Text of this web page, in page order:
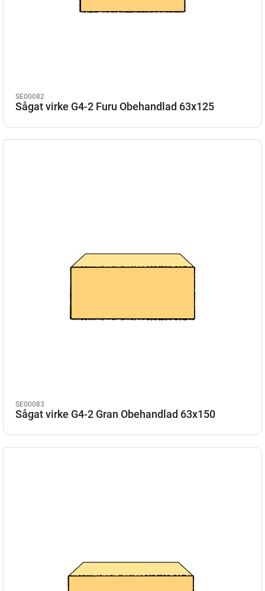
SE00082
Sågat virke G4-2 Furu Obehandlad 63x125
SE00083
Sågat virke G4-2 Gran Obehandlad 63x150